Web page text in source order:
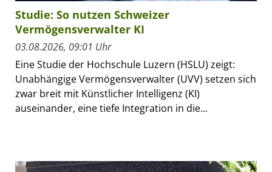
Studie: So nutzen Schweizer
Vermögensverwalter KI
03.08.2026, 09:01 Uhr
Eine Studie der Hochschule Luzern (HSLU) zeigt:
Unabhängige Vermögensverwalter (UVV) setzen sich
zwar breit mit Künstlicher Intelligenz (KI)
auseinander, eine tiefe Integration in die...